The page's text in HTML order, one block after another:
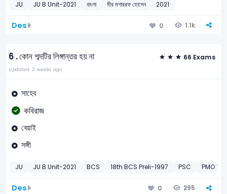
JU JU B Unit-2021 বাংলা মীর মশাররফ হোসেন 2021
Des 0 1.1k
6 .কোন শব্দটির লিঙ্গান্তর হয় না 66 Exams
Updated: 2 weeks ago
সাহেব
কবিরাজ
বেয়াই
সঙ্গী
JU JU B Unit-2021 BCS 18th BCS Preli-1997 PSC PMO
Des 0 295